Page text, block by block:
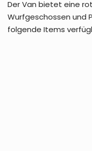
Der Van bietet eine
Wurfgeschossen und
folgende Items